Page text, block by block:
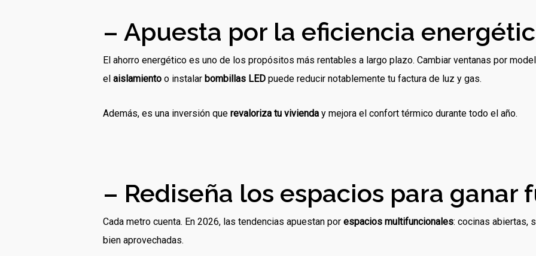
– Apuesta por la eficiencia
El ahorro energético es uno de los propósitos más rentables a largo plazo. Cambiar ventanas por
el aislamiento o instalar bombillas LED puede reducir notablemente tu factura de luz y gas.
Además, es una inversión que revaloriza tu vivienda y mejora el confort térmico durante todo el año.
– Rediseña los espacios para ganar
Cada metro cuenta. En 2026, las tendencias apuestan por espacios multifuncionales: cocinas abiertas,
bien aprovechadas.